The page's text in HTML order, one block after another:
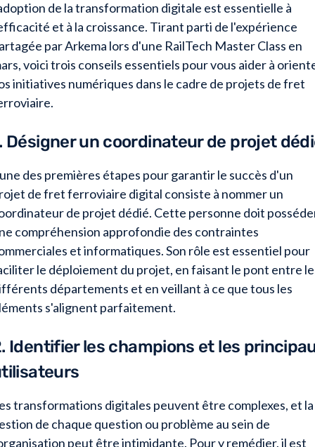
de la transformation digitale est essentielle à
et à la croissance. Tirant parti de l'expérience
par Arkema lors d'une RailTech Master Class en
voici trois conseils essentiels pour vous aider à
initiatives numériques dans le cadre de projets de fret
Désigner un coordinateur de projet
des premières étapes pour garantir le succès d'un
de fret ferroviaire digital consiste à nommer un
de projet dédié. Cette personne doit
compréhension approfondie des contraintes
et informatiques. Son rôle est essentiel pour
le déploiement du projet, en faisant le pont entre
départements et en veillant à ce que tous les
s'alignent parfaitement.
Identifier les champions et les
transformations digitales peuvent être complexes, et la
de chaque question ou problème au sein de
peut être intimidante. Pour y remédier, il est